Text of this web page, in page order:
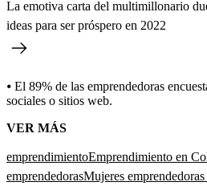
La emotiva carta del multimillonario
ideas para ser próspero en 2022
⦁ El 89% de las emprendedoras
sociales o sitios web.
VER MÁS
emprendimientoEmprendimiento en
emprendedorasMujeres